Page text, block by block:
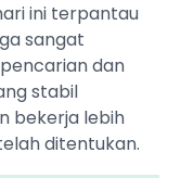
ini terpantau
sangat
dan
stabil
bekerja lebih
ditentukan.